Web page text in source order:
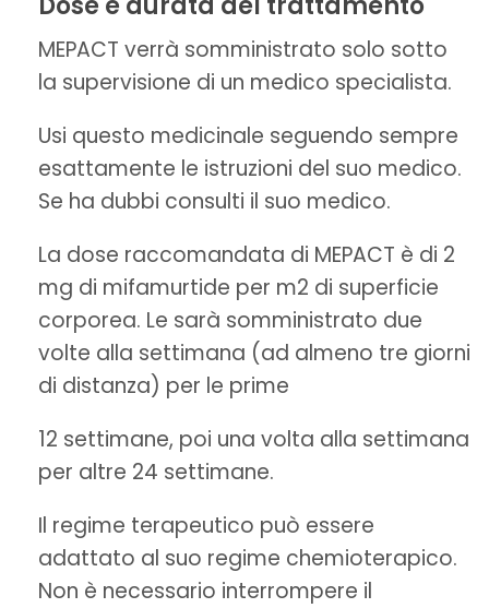
MEPACT verrà somministrato solo sotto
la supervisione di un medico specialista.
Usi questo medicinale seguendo sempre
esattamente le istruzioni del suo medico.
Se ha dubbi consulti il suo medico.
La dose raccomandata di MEPACT è di 2
mg di mifamurtide per m2 di superficie
corporea. Le sarà somministrato due
volte alla settimana (ad almeno tre giorni
di distanza) per le prime
12 settimane, poi una volta alla settimana
per altre 24 settimane.
Il regime terapeutico può essere
adattato al suo regime chemioterapico.
Non è necessario interrompere il